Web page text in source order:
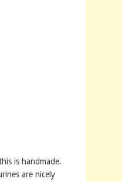
is handmade.
are nicely